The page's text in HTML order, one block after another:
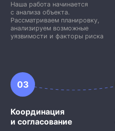
Наша работа начинается
с анализа объекта.
Рассматриваем планировку,
анализируем возможные
уязвимости и факторы риска
03
Координация
и согласование